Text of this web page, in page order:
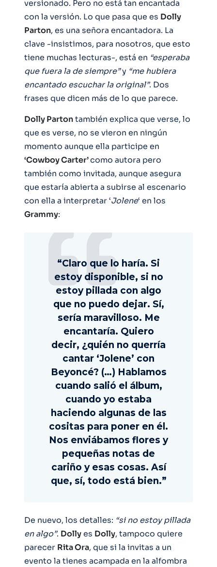
versionado. Pero no está tan encantada
con la versión. Lo que pasa que es Dolly
Parton, es una señora encantadora. La
clave -insistimos, para nosotros, que esto
tiene muchas lecturas-, está en “esperaba
que fuera la de siempre”y “me hubiera
encantado escuchar la original”. Dos
frases que dicen más de lo que parece.
Dolly Partontambién explica que verse, lo
que es verse, no se vieron en ningún
momento aunque ella participe en
‘Cowboy Carter’como autora pero
también como invitada, aunque asegura
que estaría abierta a subirse al escenario
con ella a interpretar ‘Jolene‘ en los
Grammy:
“Claro que lo haría. Si
estoy disponible, si no
estoy pillada con algo
que no puedo dejar. Sí,
sería maravilloso. Me
encantaría. Quiero
decir, ¿quién no querría
cantar ‘Jolene’ con
Beyoncé? (…) Hablamos
cuando salió el álbum,
cuando yo estaba
haciendo algunas de las
cositas para poner en él.
Nos enviábamos flores y
pequeñas notas de
cariño y esas cosas. Así
que, sí, todo está bien.”
De nuevo, los detalles: “si no estoy pillada
en algo”. Dollyes Dolly, tampoco quiere
parecer Rita Ora, que si la invitas a un
evento la tienes acampada en la alfombra